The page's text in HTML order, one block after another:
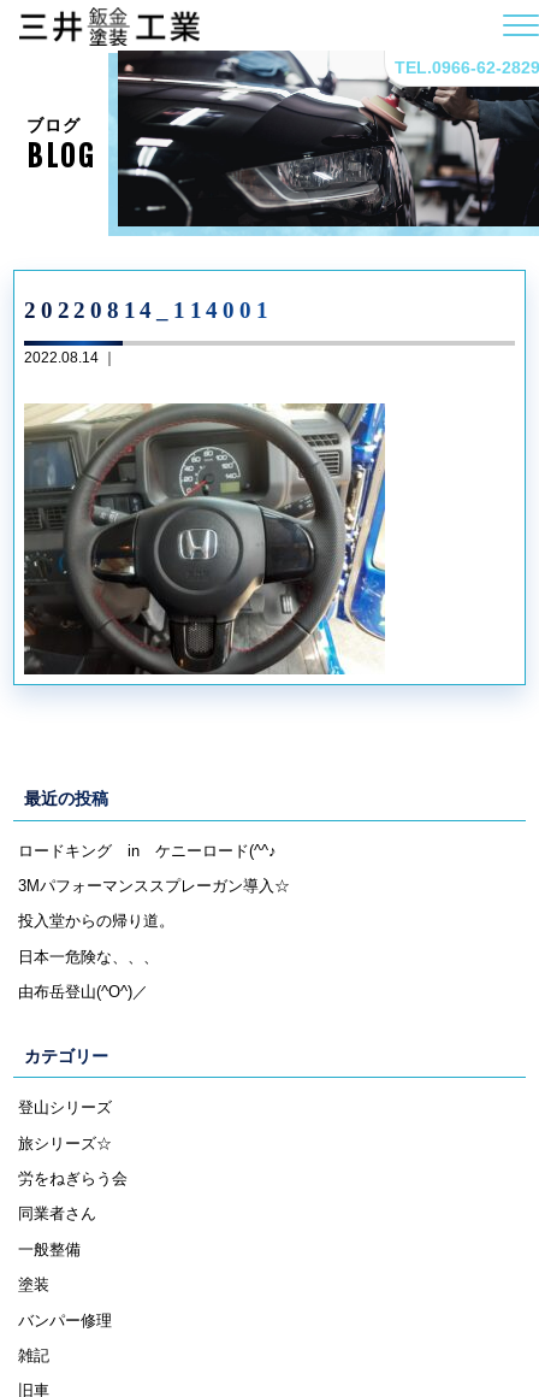
TEL.0966-62-2829
ブログ
BLOG
20220814_114001
2022.08.14 ｜
最近の投稿
ロードキング in ケニーロード(^^♪
3Mパフォーマンススプレーガン導入☆
投入堂からの帰り道。
日本一危険な、、、
由布岳登山(^O^)／
カテゴリー
登山シリーズ
旅シリーズ☆
労をねぎらう会
同業者さん
一般整備
塗装
バンパー修理
雑記
旧車